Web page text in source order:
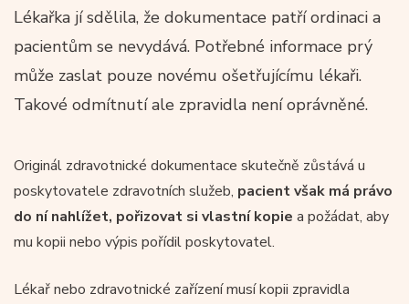
Lékařka jí sdělila, že dokumentace patří ordinaci a
pacientům se nevydává. Potřebné informace prý
může zaslat pouze novému ošetřujícímu lékaři.
Takové odmítnutí ale zpravidla není oprávněné.
Originál zdravotnické dokumentace skutečně zůstává u
poskytovatele zdravotních služeb, pacient však má právo
do ní nahlížet, pořizovat si vlastní kopie a požádat, aby
mu kopii nebo výpis pořídil poskytovatel.
Lékař nebo zdravotnické zařízení musí kopii zpravidla